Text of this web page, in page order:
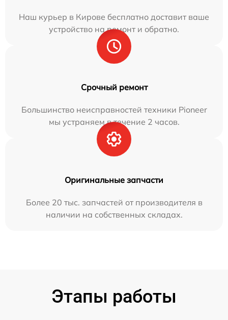
Наш курьер в Кирове бесплатно доставит ваше
устройство на ремонт и обратно.
Срочный ремонт
Большинство неисправностей техники Pioneer
мы устраняем в течение 2 часов.
Оригинальные запчасти
Более 20 тыс. запчастей от производителя в
наличии на собственных складах.
Этапы работы